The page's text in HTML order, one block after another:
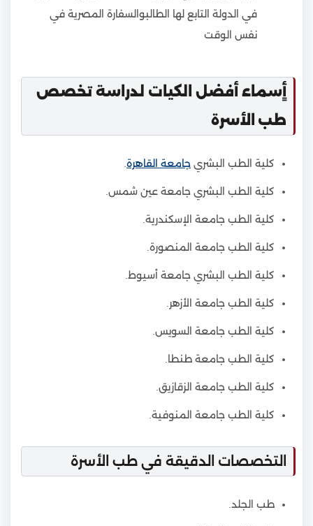
في الدولة التابع لها الطالبوالسفارة المصرية في
نفس الوقت
أٍسماء أفضل الكيات لدراسة تخصص
طب الأسرة
كلية الطب البشري جامعة القاهرة.
كلية الطب البشري جامعة عين شمس.
كلية الطب جامعة الإسكندرية.
كلية الطب جامعة المنصورة.
كلية الطب البشري جامعة أسيوط.
كلية الطب جامعة الأزهر.
كلية الطب جامعة السويس.
كلية الطب جامعة طنطا.
كلية الطب جامعة الزقازيق.
كلية الطب جامعة المنوفية.
التخصصات الدقيقة في طب الأسرة
طب الجلد.